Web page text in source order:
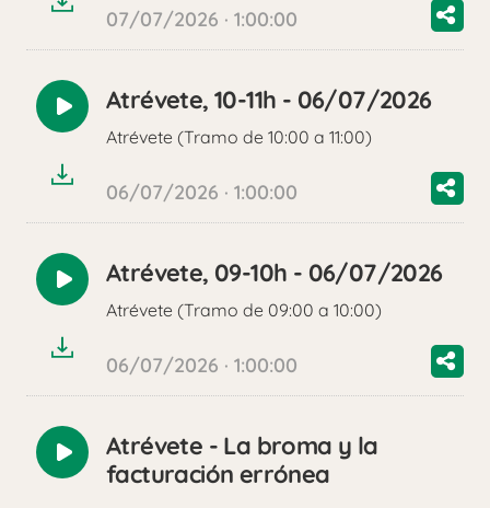
07/07/2026 · 1:00:00
Reproducir
audio
Atrévete, 10-11h - 06/07/2026
Atrévete (Tramo de 10:00 a 11:00)
06/07/2026 · 1:00:00
Reproducir
audio
Atrévete, 09-10h - 06/07/2026
Atrévete (Tramo de 09:00 a 10:00)
06/07/2026 · 1:00:00
Reproducir
audio
Atrévete - La broma y la
facturación errónea